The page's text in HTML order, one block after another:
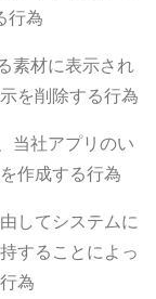
行為
素材に表示され
を削除する行為
当社アプリのい
作成する行為
してシステムに
することによっ
為